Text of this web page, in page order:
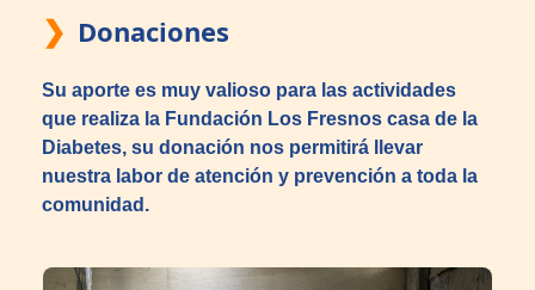
❯ Donaciones
Su aporte es muy valioso para las actividades
que realiza la Fundación Los Fresnos casa de la
Diabetes, su donación nos permitirá llevar
nuestra labor de atención y prevención a toda la
comunidad.